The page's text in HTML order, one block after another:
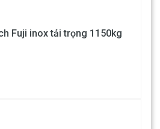
Fuji inox tải trọng 1150kg